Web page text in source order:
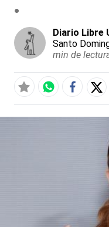
Diario Libre
Santo
min de